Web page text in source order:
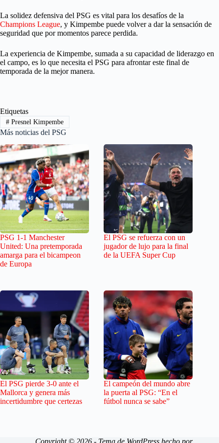
La solidez defensiva del PSG es vital para los desafíos de la
Champions League, y Kimpembe puede volver a dar la sensación de
seguridad que por momentos parece perdida.
La experiencia de Kimpembe, sumada a su capacidad de liderazgo en
el campo, es lo que necesita el PSG para afrontar este final de
temporada de la mejor manera.
Etiquetas
#Presnel Kimpembe
Más noticias del PSG
PSG 1-1 Manchester
United: Una pretemporada
amarga para el bicampeon
de Europa
El PSG se refuerza con un
jugador de lujo para la final
de la UEFA Super Cup
El PSG pierde 3-0 ante el
Mallorca y genera más
incertidumbre que certezas
El campeón del mundo abre
la puerta al PSG: “En el
fútbol nunca se sabe”